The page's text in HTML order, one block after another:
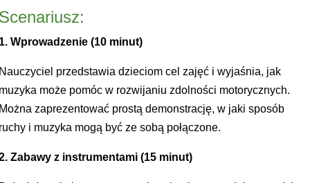
Wprowadzenie (10 minut)
przedstawia dzieciom cel zajęć i wyjaśnia, jak
może pomóc w rozwijaniu zdolności motorycznych.
zaprezentować prostą demonstrację, w jaki sposób
i muzyka mogą być ze sobą połączone.
Zabawy z instrumentami (15 minut)